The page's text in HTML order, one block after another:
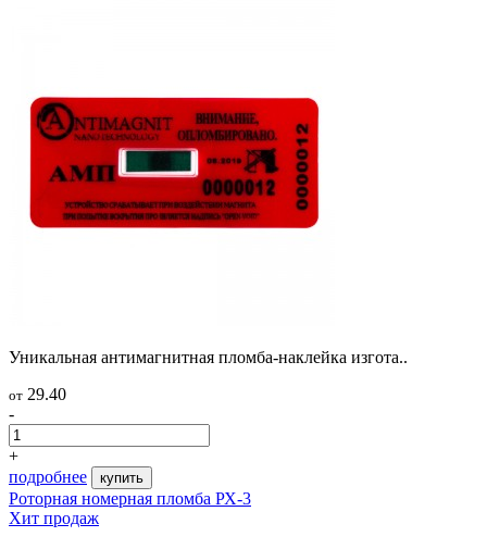
Уникальная антимагнитная пломба-наклейка изгота..
от 29.40
-
+
подробнее
купить
Роторная номерная пломба РХ-3
Хит продаж